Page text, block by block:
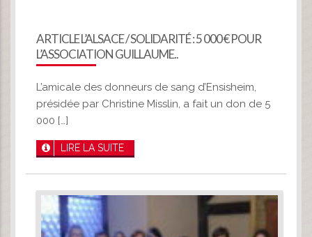
ARTICLE L’ALSACE / SOLIDARITÉ : 5 000 € POUR
L’ASSOCIATION GUILLAUME..
L’amicale des donneurs de sang d’Ensisheim,
présidée par Christine Misslin, a fait un don de 5
000 […]
LIRE LA SUITE